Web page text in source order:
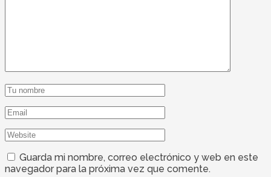
Guarda mi nombre, correo electrónico y web en este
navegador para la próxima vez que comente.